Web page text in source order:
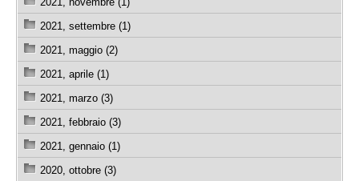
2021, settembre (1)
2021, maggio (2)
2021, aprile (1)
2021, marzo (3)
2021, febbraio (3)
2021, gennaio (1)
2020, ottobre (3)